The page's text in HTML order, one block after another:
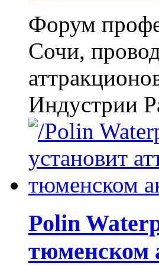
Форум
Сочи,
Индустрии
Polin
тюменском